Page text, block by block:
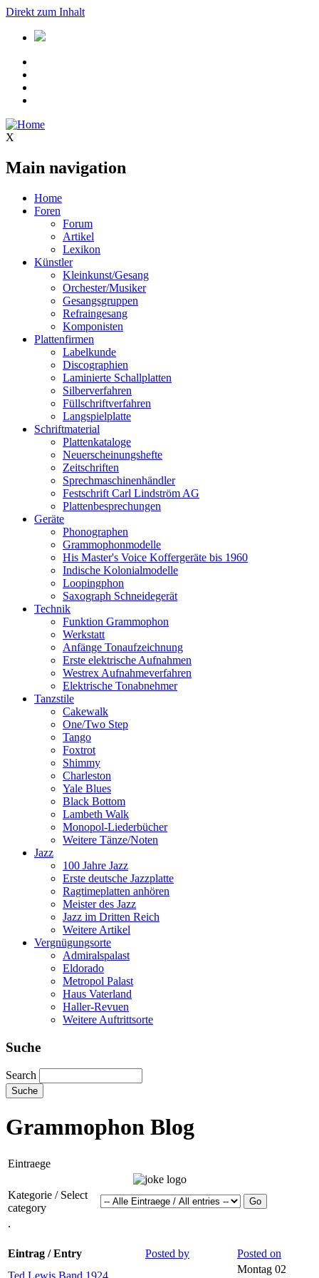
Direkt zum Inhalt
X
Main navigation
Home
Foren
Forum
Artikel
Lexikon
Künstler
Kleinkunst/Gesang
Orchester/Musiker
Gesangsgruppen
Refraingesang
Komponisten
Plattenfirmen
Labelkunde
Discographien
Laminierte Schallplatten
Silberverfahren
Füllschriftverfahren
Langspielplatte
Schriftmaterial
Plattenkataloge
Neuerscheinungshefte
Zeitschriften
Sprechmaschinenhändler
Festschrift Carl Lindström AG
Plattenbesprechungen
Geräte
Phonographen
Grammophonmodelle
His Master's Voice Koffergeräte bis 1960
Indische Kolonialmodelle
Loopingphon
Saxograph Schneidegerät
Technik
Funktion Grammophon
Werkstatt
Anfänge Tonaufzeichnung
Erste elektrische Aufnahmen
Westrex Aufnahmeverfahren
Elektrische Tonabnehmer
Tanzstile
Cakewalk
One/Two Step
Tango
Foxtrot
Shimmy
Charleston
Yale Blues
Black Bottom
Lambeth Walk
Monopol-Liederbücher
Weitere Tänze/Noten
Jazz
100 Jahre Jazz
Erste deutsche Jazzplatte
Ragtimeplatten anhören
Meister des Jazz
Jazz im Dritten Reich
Weitere Artikel
Vergnügungsorte
Admiralspalast
Eldorado
Metropol Palast
Haus Vaterland
Haller-Revuen
Weitere Auftrittsorte
Suche
Search
Grammophon Blog
Eintraege
Kategorie / Select
category
.
Eintrag / Entry Posted by
Posted on
Montag 02